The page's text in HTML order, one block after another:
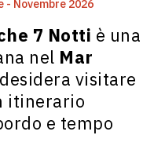
- Novembre 2026
7 Notti è una
nel Mar
visitare
itinerario
e tempo